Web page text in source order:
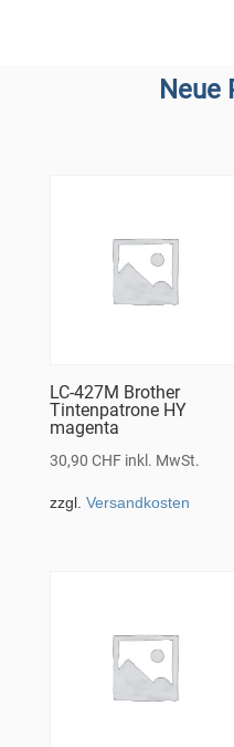
Neue
LC-427M Brother
Tintenpatrone HY
magenta
30,90 CHF inkl. MwSt.
zzgl. Versandkosten